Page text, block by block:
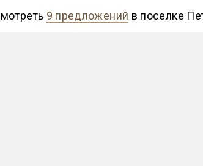
9 предложений в поселке